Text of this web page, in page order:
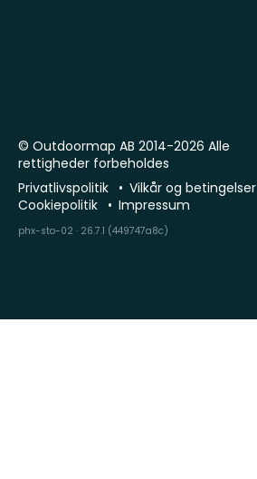
© Outdoormap AB 2014-2026 Alle
rettigheder forbeholdes
Privatlivspolitik
Vilkår og betingelser
Cookiepolitik
Impressum
phx-sto-02 · 26.7.1 (449747a8c)